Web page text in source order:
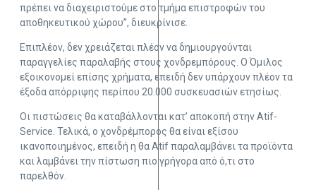
πρέπει να διαχειριστούμε στο τμήμα επιστροφών του
αποθηκευτικού χώρου”, διευκρίνισε.
Επιπλέον, δεν χρειάζεται πλέον να δημιουργούνται
παραγγελίες παραλαβής στους χονδρεμπόρους. Ο Όμιλος
εξοικονομεί επίσης χρήματα, επειδή δεν υπάρχουν πλέον τα
έξοδα απόρριψης περίπου 20.000 συσκευασιών ετησίως.
Οι πιστώσεις θα καταβάλλονται κατ’ αποκοπή στην Atif-
Service. Τελικά, ο χονδρέμπορος θα είναι εξίσου
ικανοποιημένος, επειδή η θα Atif παραλαμβάνει τα προϊόντα
και λαμβάνει την πίστωση πιο γρήγορα από ό,τι στο
παρελθόν.